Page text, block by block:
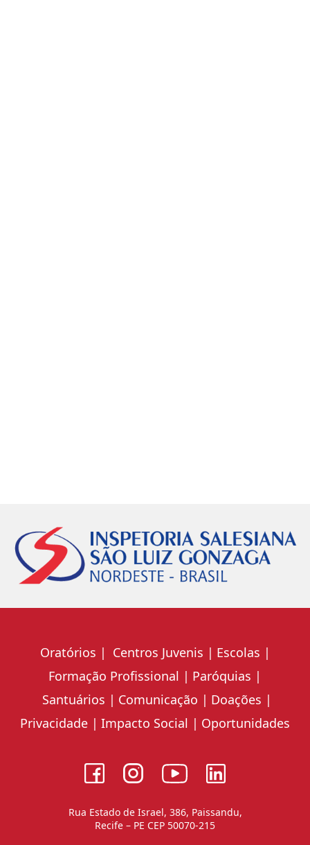
Oratórios Centros Juvenis
Escolas
Formação Profissional
Paróquias
Santuários
Comunicação
Doações
Privacidade
Impacto Social Oportunidades
Rua Estado de Israel, 386, Paissandu,
Recife – PE CEP 50070-215